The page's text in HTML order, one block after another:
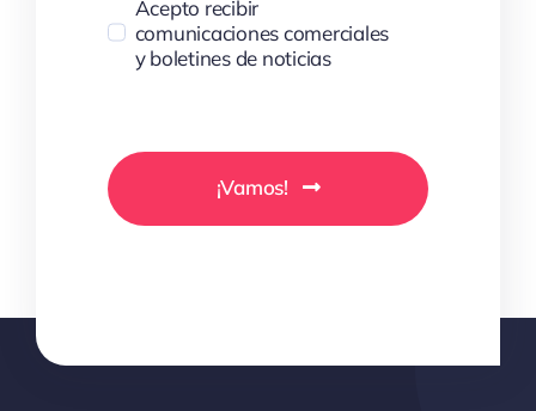
Acepto recibir
comunicaciones comerciales
y boletines de noticias
¡Vamos!